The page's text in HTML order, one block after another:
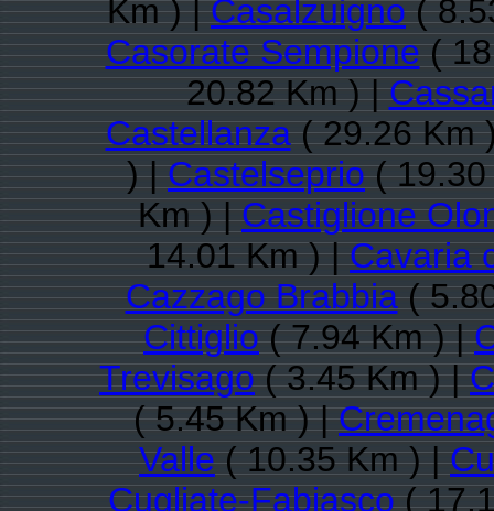
Km ) |Casalzuigno(
Casorate Sempione(
20.82 Km ) |
Castellanza( 29.26 Km
) |Castelseprio(
Km ) |Castiglione
14.01 Km ) |Cavaria
Cazzago Brabbia(
Cittiglio( 7.94 Km ) |
Trevisago( 3.45 Km ) |
( 5.45 Km ) |
Valle( 10.35 Km ) |
Cugliate-Fabiasco(